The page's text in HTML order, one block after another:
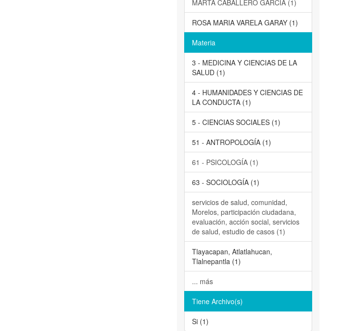
MARTA CABALLERO GARCIA (1)
ROSA MARIA VARELA GARAY (1)
Materia
3 - MEDICINA Y CIENCIAS DE LA
SALUD (1)
4 - HUMANIDADES Y CIENCIAS DE
LA CONDUCTA (1)
5 - CIENCIAS SOCIALES (1)
51 - ANTROPOLOGÍA (1)
61 - PSICOLOGÍA (1)
63 - SOCIOLOGÍA (1)
servicios de salud, comunidad,
Morelos, participación ciudadana,
evaluación, acción social, servicios
de salud, estudio de casos (1)
Tlayacapan, Atlatlahucan,
Tlalnepantla (1)
... más
Tiene Archivo(s)
Si (1)